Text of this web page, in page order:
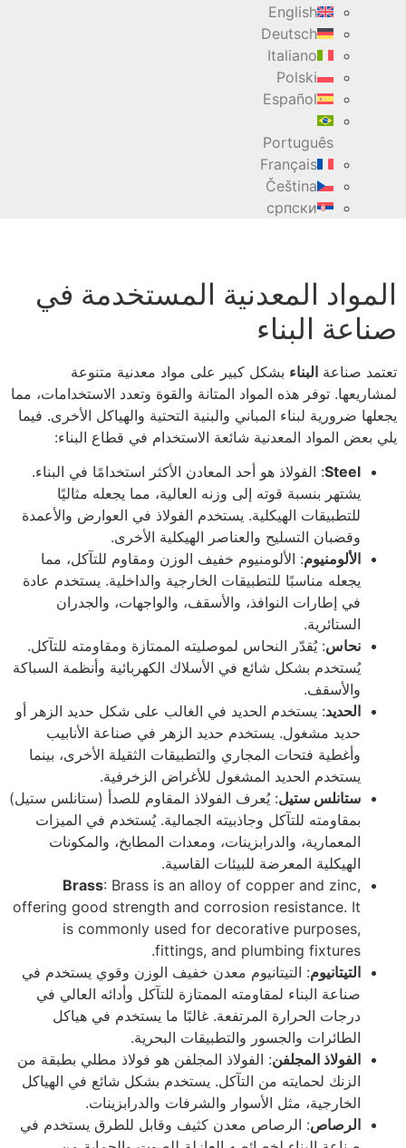
English
Deutsch
Italiano
Polski
Español
Português
Français
Čeština
српски
المواد المعدنية المستخدمة في
صناعة البناء
تعتمد صناعة البناء بشكل كبير على مواد معدنية متنوعة
لمشاريعها. توفر هذه المواد المتانة والقوة وتعدد الاستخدامات، مما
يجعلها ضرورية لبناء المباني والبنية التحتية والهياكل الأخرى. فيما
يلي بعض المواد المعدنية شائعة الاستخدام في قطاع البناء:
Steel: الفولاذ هو أحد المعادن الأكثر استخدامًا في البناء.
يشتهر بنسبة قوته إلى وزنه العالية، مما يجعله مثاليًا
للتطبيقات الهيكلية. يستخدم الفولاذ في العوارض والأعمدة
وقضبان التسليح والعناصر الهيكلية الأخرى.
الألومنيوم: الألومنيوم خفيف الوزن ومقاوم للتآكل، مما
يجعله مناسبًا للتطبيقات الخارجية والداخلية. يستخدم عادة
في إطارات النوافذ، والأسقف، والواجهات، والجدران
الستائرية.
نحاس: يُقدّر النحاس لموصليته الممتازة ومقاومته للتآكل.
يُستخدم بشكل شائع في الأسلاك الكهربائية وأنظمة السباكة
والأسقف.
الحديد: يستخدم الحديد في الغالب على شكل حديد الزهر أو
حديد مشغول. يستخدم حديد الزهر في صناعة الأنابيب
وأغطية فتحات المجاري والتطبيقات الثقيلة الأخرى، بينما
يستخدم الحديد المشغول للأغراض الزخرفية.
ستانلس ستيل: يُعرف الفولاذ المقاوم للصدأ (ستانلس ستيل)
بمقاومته للتآكل وجاذبيته الجمالية. يُستخدم في الميزات
المعمارية، والدرابزينات، ومعدات المطابخ، والمكونات
الهيكلية المعرضة للبيئات القاسية.
Brass: Brass is an alloy of copper and zinc,
offering good strength and corrosion resistance. It
is commonly used for decorative purposes,
fittings, and plumbing fixtures.
التيتانيوم: التيتانيوم معدن خفيف الوزن وقوي يستخدم في
صناعة البناء لمقاومته الممتازة للتآكل وأدائه العالي في
درجات الحرارة المرتفعة. غالبًا ما يستخدم في هياكل
الطائرات والجسور والتطبيقات البحرية.
الفولاذ المجلفن: الفولاذ المجلفن هو فولاذ مطلي بطبقة من
الزنك لحمايته من التآكل. يستخدم بشكل شائع في الهياكل
الخارجية، مثل الأسوار والشرفات والدرابزينات.
الرصاص: الرصاص معدن كثيف وقابل للطرق يستخدم في